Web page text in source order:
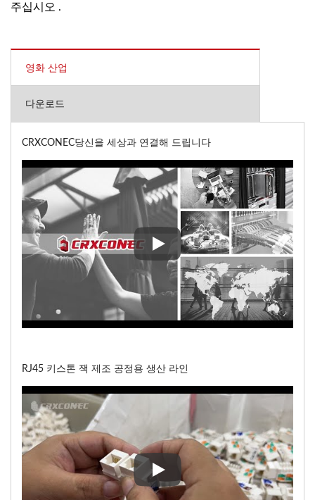
주십시오 .
영화 산업
다운로드
CRXCONEC당신을 세상과 연결해 드립니다
CRXCONEC당신을 세상과 연
RJ45 키스톤 잭 제조 공정용 생산 라인
RJ45 키스톤 잭 제조 공정용 생